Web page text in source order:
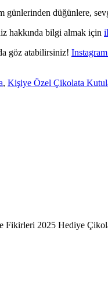
günlerinden düğünlere,
hakkında bilgi almak için
göz atabilirsiniz!
, Kişiye Özel Çikolata
Fikirleri 2025 Hediye